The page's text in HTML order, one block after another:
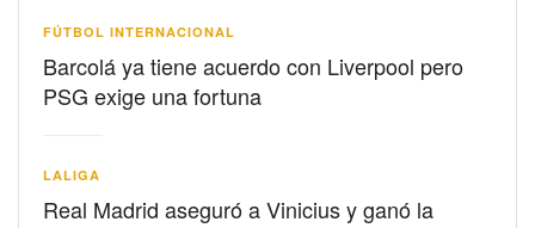
FÚTBOL INTERNACIONAL
Barcolá ya tiene acuerdo con Liverpool pero
PSG exige una fortuna
LALIGA
Real Madrid aseguró a Vinicius y ganó la